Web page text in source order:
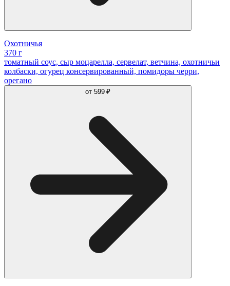
Охотничья
370 г
томатный соус, сыр моцарелла, сервелат, ветчина, охотничьи
колбаски, огурец консервированный, помидоры черри,
орегано
от 599 ₽